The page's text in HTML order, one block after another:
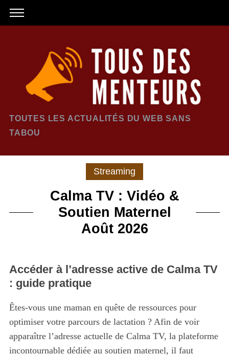
TOUTES LES ACTUALITÉS DU WEB SANS
TABOU
Streaming
Calma TV : Vidéo &
Soutien Maternel
Août 2026
Accéder à l’adresse active de Calma TV
: guide pratique
Êtes-vous une maman en quête de ressources pour
optimiser votre parcours de lactation ? Afin de voir
apparaître l’adresse actuelle de Calma TV, la plateforme
incontournable dédiée au soutien maternel, il faut